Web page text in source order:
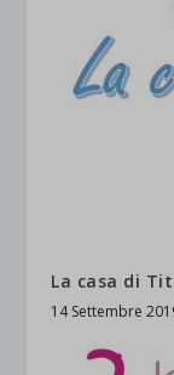
La casa di
14 Settembre